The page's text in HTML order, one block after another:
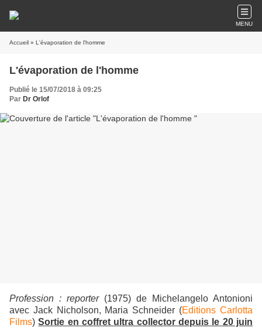
MENU
Accueil » L'évaporation de l'homme
L'évaporation de l'homme
Publié le 15/07/2018 à 09:25
Par Dr Orlof
Profession : reporter(1975) de Michelangelo Antonioni
avec Jack Nicholson, Maria Schneider (Editions Carlotta
Films)Sortie en coffret ultra collector depuis le 20 juin